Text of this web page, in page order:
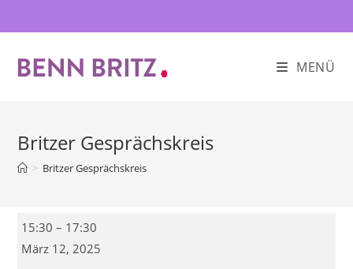
Inhalt
MENÜ
Britzer Gesprächskreis
> Britzer Gesprächskreis
Britzer
Gesprächskreis
15:30 – 17:30
März 12, 2025